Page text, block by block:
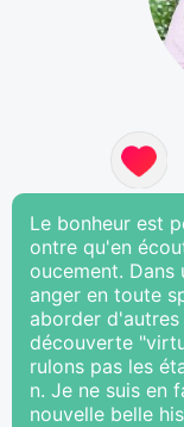
Le bonheur est
ontre qu'en
oucement. Dans
anger en toute
aborder
découverte
rulons pas les
n. Je ne suis en
nouvelle belle